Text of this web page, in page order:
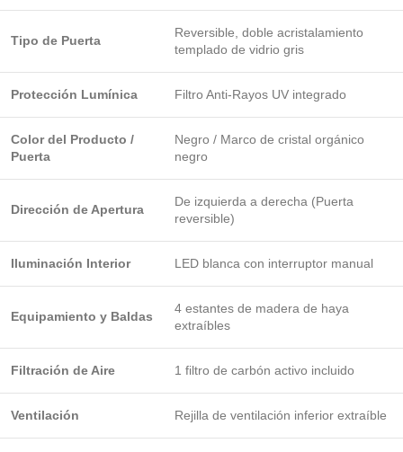
Tipo de Puerta
Reversible, doble acristalamiento
templado de vidrio gris
Protección Lumínica Filtro Anti-Rayos UV integrado
Color del Producto /
Puerta
Negro / Marco de cristal orgánico
negro
Dirección de Apertura
De izquierda a derecha (Puerta
reversible)
Iluminación Interior LED blanca con interruptor manual
Equipamiento y Baldas
4 estantes de madera de haya
extraíbles
Filtración de Aire 1 filtro de carbón activo incluido
Ventilación Rejilla de ventilación inferior extraíble